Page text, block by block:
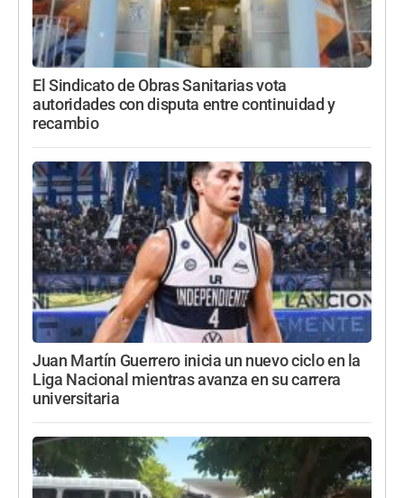
El Sindicato de Obras Sanitarias vota
autoridades con disputa entre continuidad y
recambio
Juan Martín Guerrero inicia un nuevo ciclo en la
Liga Nacional mientras avanza en su carrera
universitaria